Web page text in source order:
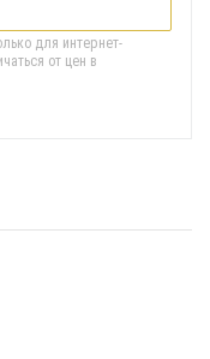
для интернет-
от цен в